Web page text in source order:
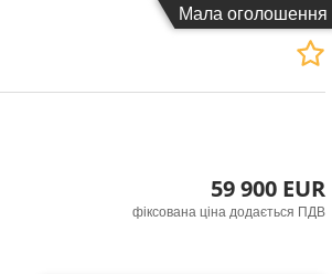
Мала оголошення
59 900 EUR
фіксована ціна додається ПДВ